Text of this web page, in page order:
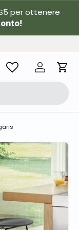
per ottenere
Accedi